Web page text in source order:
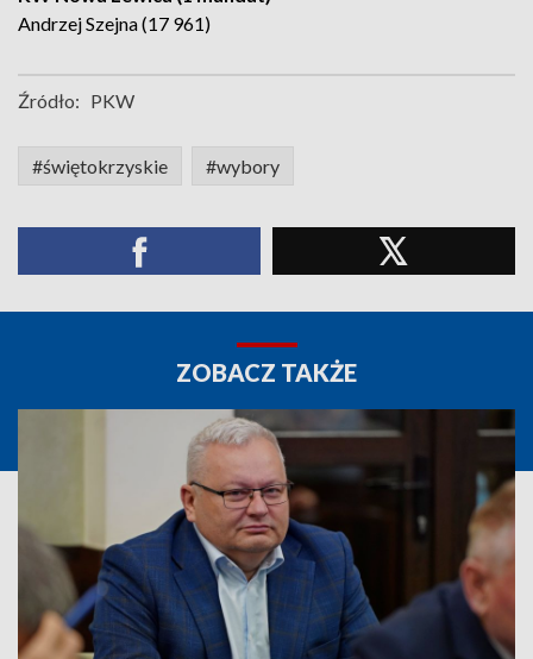
Andrzej Szejna (17 961)
Źródło: PKW
#świętokrzyskie #wybory
ZOBACZ TAKŻE